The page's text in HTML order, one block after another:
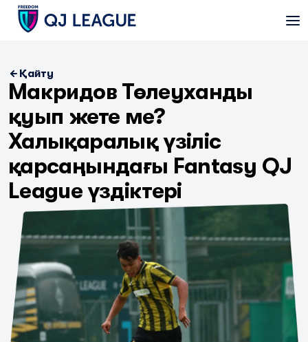
Қайту
Макридов Төлеуханды
қуып жете ме?
Халықаралық үзіліс
қарсаңындағы Fantasy QJ
League үздіктері